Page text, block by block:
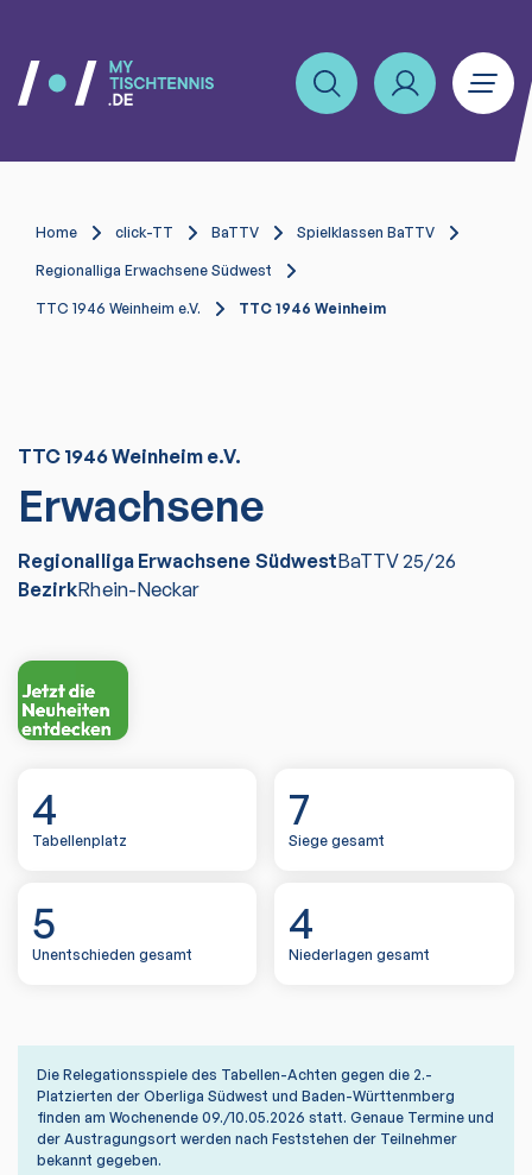
Home click-TT BaTTV Spielklassen BaTTV
Regionalliga Erwachsene Südwest
TTC 1946 Weinheim e.V. TTC 1946 Weinheim
TTC 1946 Weinheim e.V.
Erwachsene
Regionalliga Erwachsene SüdwestBaTTV25/26
BezirkRhein-Neckar
4
Tabellenplatz
7
Siege gesamt
5
Unentschieden gesamt
4
Niederlagen gesamt
Die Relegationsspiele des Tabellen-Achten gegen die 2.-
Platzierten der Oberliga Südwest und Baden-Württenmberg
finden am Wochenende 09./10.05.2026 statt. Genaue Termine und
der Austragungsort werden nach Feststehen der Teilnehmer
bekannt gegeben.